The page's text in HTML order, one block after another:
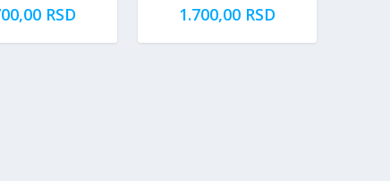
RSD 1.700,00 RSD